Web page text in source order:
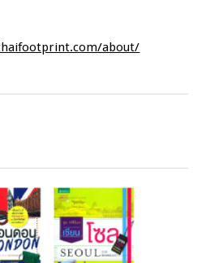
about/